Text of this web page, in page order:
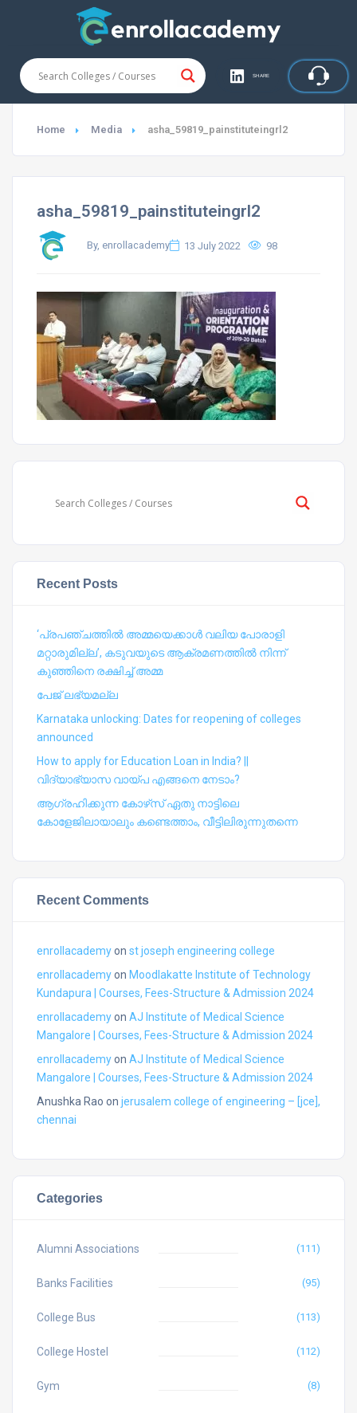
SHARE
Home Media asha_59819_painstituteingrl2
asha_59819_painstituteingrl2
By, enrollacademy 13 July 2022 98
Recent Posts
‘പ്രപഞ്ചത്തില്‍ അമ്മയെക്കാള്‍ വലിയ പോരാളി
മറ്റാരുമില്ല’, കടുവയുടെ ആക്രമണത്തില്‍ നിന്ന്
കുഞ്ഞിനെ രക്ഷിച്ച് അമ്മ
പേജ് ലഭ്യമല്ല
Karnataka unlocking: Dates for reopening of colleges
announced
How to apply for Education Loan in India? ||
വിദ്യാഭ്യാസ വായ്പ എങ്ങനെ നേടാം?
ആഗ്രഹിക്കുന്ന കോഴ്‍സ് ഏതു നാട്ടിലെ
കോളേജിലായാലും കണ്ടെത്താം, വീട്ടിലിരുന്നുതന്നെ
Recent Comments
enrollacademyon st joseph engineering college
enrollacademyon Moodlakatte Institute of Technology
Kundapura | Courses, Fees-Structure & Admission 2024
enrollacademyon AJ Institute of Medical Science
Mangalore | Courses, Fees-Structure & Admission 2024
enrollacademyon AJ Institute of Medical Science
Mangalore | Courses, Fees-Structure & Admission 2024
Anushka Rao on jerusalem college of engineering – [jce],
chennai
Categories
Alumni Associations (111)
Banks Facilities (95)
College Bus (113)
College Hostel (112)
Gym (8)